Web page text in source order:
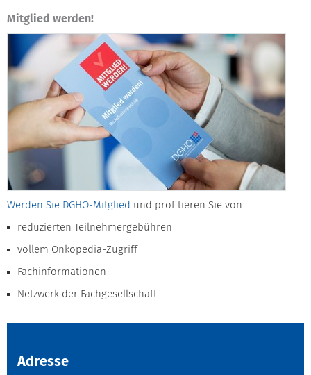
Mitglied werden!
Werden Sie DGHO-Mitglied und profitieren Sie von
reduzierten Teilnehmergebühren
vollem Onkopedia-Zugriff
Fachinformationen
Netzwerk der Fachgesellschaft
Adresse